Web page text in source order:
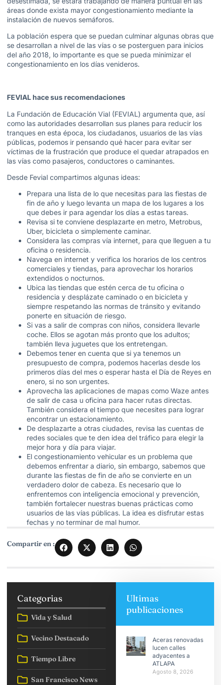
áreas donde exista mayor congestionamiento mediante la
instalación de nuevos semáforos.
La población espera que se puedan culminar algunas obras que
se desarrollan a nivel de las vías o se posterguen para inicios
del año 2018, lo importante es que se pueda minimizar el
congestionamiento en los días venideros.
FEVIAL hace sus recomendaciones
La Fundación de Educación Vial (FEVIAL) argumenta que, así
como las autoridades desarrollan sus planes para reducir los
tranques en esta época, los ciudadanos, usuarios de las vías
públicas, podemos ir pensando qué hacer para evitar ser
víctimas de la frustración que produce el quedar atrapados en
las vías como pasajeros, conductores o caminantes.
Desde Fevial compartimos algunas ideas:
Prepara una lista de lo que necesitas para las fiestas de
fin de año y luego levanta un mapa de los lugares a los
que debes ir para agendar los días a estas tareas.
Revisa si te conviene desplazarte en metro, Metrobus,
Uber, bicicleta o simplemente caminar.
Considera las compras vía internet, para que lleguen a tu
oficina o residencia.
Navega en internet y verifica los horarios de los centros
comerciales y tiendas, para aprovechar los horarios
extendidos o nocturnos.
Ubica las tiendas que estén cerca de tu oficina o
residencia y desplázate caminado o en bicicleta y
siempre respetando las normas de tránsito y evitando
ponerte en situación de riesgo.
Si vas a salir de compras con niños, considera llevarle
coche. Ellos se agotan más pronto que los adultos;
también lleva juguetes que los entretengan.
Debemos tener en cuenta que si ya tenemos un
presupuesto de compra, podemos hacerlas desde los
primeros días del mes o esperar hasta el Día de Reyes en
enero, si no son urgentes.
Aprovecha las aplicaciones de mapas como Waze antes
de salir de casa u oficina para hacer rutas directas.
También considera el tiempo que necesites para lograr
encontrar un estacionamiento.
De desplazarte a otras ciudades, revisa las cuentas de
redes sociales que te den idea del tráfico para elegir la
mejor hora y día para viajar.
El congestionamiento vehicular es un problema que
debemos enfrentar a diario, sin embargo, sabemos que
durante las fiestas de fin de año se convierte en un
verdadero dolor de cabeza. Es necesario que lo
enfrentemos con inteligencia emocional y prevención,
también fortalecer nuestras buenas prácticas como
usuarios de las vías públicas. La idea es disfrutar estas
fechas y no terminar de mal humor.
Compartir en :
Categorias
Vida y Salud
Vecino Destacado
Tiempo Libre
San Francisco News
Ultimas
publicaciones
Aceras renovadas
lucen calles
adyacentes a
ATLAPA
Agosto 8, 2026